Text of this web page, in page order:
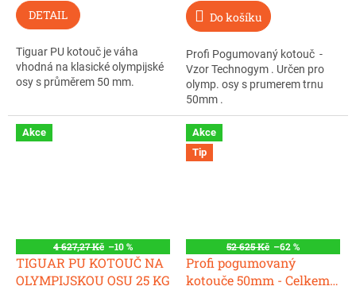
DETAIL
Tiguar PU kotouč je váha
vhodná na klasické olympijské
osy s průměrem 50 mm.
Do košíku
Profi Pogumovaný kotouč -
Vzor Technogym . Určen pro
olymp. osy s prumerem trnu
50mm .
Akce
4 627,27 Kč –10 %
TIGUAR PU KOTOUČ NA
OLYMPIJSKOU OSU 25 KG
Akce
Tip
52 625 Kč –62 %
Profi pogumovaný
kotouče 50mm - Celkem